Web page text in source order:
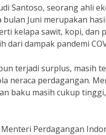
Santoso, seorang ahli
bulan Juni merupakan
kelapa sawit, kopi, dan
dari dampak pandemi
terjadi surplus, masih
neraca perdagangan.
baku masih cukup
Perdagangan